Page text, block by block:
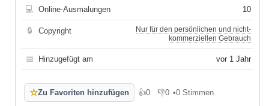
💻 Online-Ausmalungen 10
🔒 Copyright
Nur für den persönlichen und nicht-
kommerziellen Gebrauch
📅 Hinzugefügt am vor 1 Jahr
☆Zu Favoriten hinzufügen 👍0
Gefällt mir
👎0
Gefällt mir nicht
•0 Stimmen